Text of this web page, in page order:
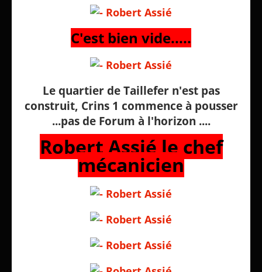
C'est bien vide.....
Le quartier de Taillefer n'est pas
construit, Crins 1 commence à pousser
...pas de Forum à l'horizon ....
Robert Assié le chef
mécanicien